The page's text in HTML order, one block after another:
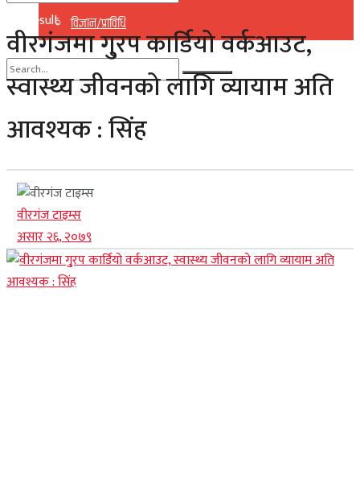
विज्ञान/प्राविधि
No Result
View All Result
No Result
View All Result
वीरगंजमा गु्रप कार्डियो वर्कआउट,
स्वास्थ्य जीवनको लागि व्यायाम अति
आवश्यक : सिंह
वीरगंज टाइम्स
असार २६, २०७९